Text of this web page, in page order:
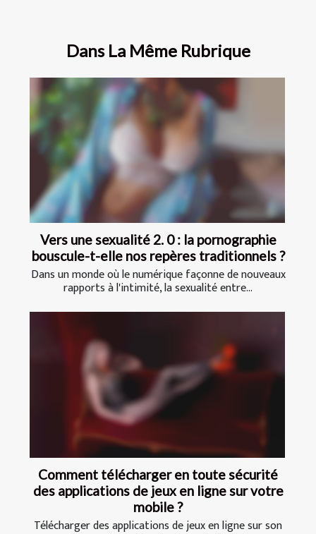
Dans La Même Rubrique
Vers une sexualité 2. 0 : la pornographie
bouscule-t-elle nos repères traditionnels ?
Dans un monde où le numérique façonne de nouveaux
rapports à l'intimité, la sexualité entre...
Comment télécharger en toute sécurité
des applications de jeux en ligne sur votre
mobile ?
Télécharger des applications de jeux en ligne sur son